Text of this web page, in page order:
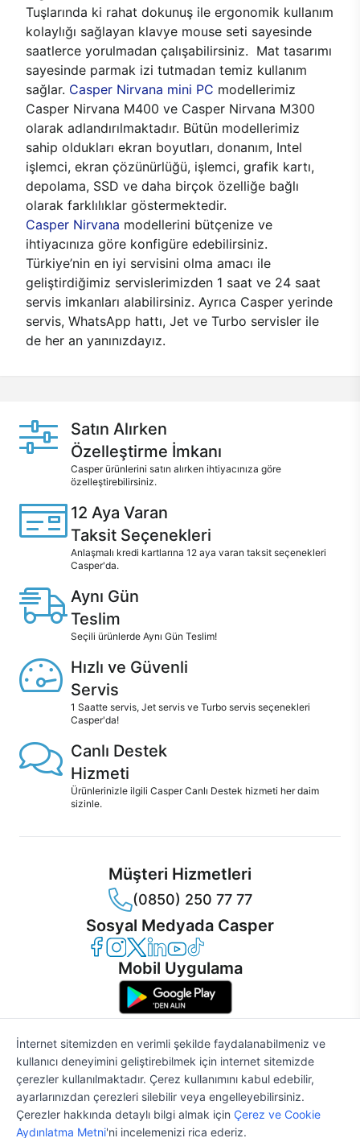
46.922 TL45.983 TL
Tuşlarında ki rahat dokunuş ile ergonomik kullanım
kolaylığı sağlayan klavye mouse seti sayesinde
saatlerce yorulmadan çalışabilirsiniz. Mat tasarımı
sayesinde parmak izi tutmadan temiz kullanım
sağlar. Casper Nirvana mini PC modellerimiz
Casper Nirvana M400 ve Casper Nirvana M300
olarak adlandırılmaktadır. Bütün modellerimiz
sahip oldukları ekran boyutları, donanım, Intel
işlemci, ekran çözünürlüğü, işlemci, grafik kartı,
depolama, SSD ve daha birçok özelliğe bağlı
olarak farklılıklar göstermektedir.
Casper Nirvana modellerini bütçenize ve
ihtiyacınıza göre konfigüre edebilirsiniz.
Türkiye’nin en iyi servisini olma amacı ile
geliştirdiğimiz servislerimizden 1 saat ve 24 saat
servis imkanları alabilirsiniz. Ayrıca Casper yerinde
servis, WhatsApp hattı, Jet ve Turbo servisler ile
de her an yanınızdayız.
Satın Alırken
Özelleştirme İmkanı
Casper ürünlerini satın alırken ihtiyacınıza göre
özelleştirebilirsiniz.
12 Aya Varan
Taksit Seçenekleri
Anlaşmalı kredi kartlarına 12 aya varan taksit seçenekleri
Casper'da.
Aynı Gün
Teslim
Seçili ürünlerde Aynı Gün Teslim!
Hızlı ve Güvenli
Servis
1 Saatte servis, Jet servis ve Turbo servis seçenekleri
Casper'da!
Canlı Destek
Hizmeti
Ürünlerinizle ilgili Casper Canlı Destek hizmeti her daim
sizinle.
Müşteri Hizmetleri
(0850) 250 77 77
Sosyal Medyada Casper
Casper Facebook
Casper Instagram
Casper Twitter
Casper LinkedIn
Casper YouTube
Casper TikTok
Mobil Uygulama
© 2021 - 2026 Casper Bilgisayar Sistemleri A.Ş. Tüm Hakları Saklıdır
KVKK
Çerez Politikası
Bilgi Güvenliği
İnternet sitemizden en verimli şekilde faydalanabilmeniz ve
kullanıcı deneyimini geliştirebilmek için internet sitemizde
çerezler kullanılmaktadır. Çerez kullanımını kabul edebilir,
ayarlarınızdan çerezleri silebilir veya engelleyebilirsiniz.
Çerezler hakkında detaylı bilgi almak için Çerez ve Cookie
Aydınlatma Metni'ni incelemenizi rica ederiz.